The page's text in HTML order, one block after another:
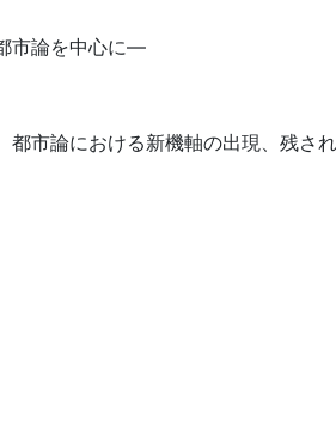
市論を中心に―
市論における新機軸の出現、残さ